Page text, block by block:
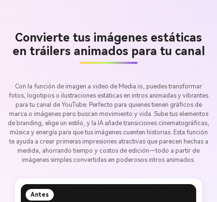
Convierte tus imágenes estáticas
en tráilers animados para tu canal
Con la función de imagen a video de Media.io, puedes transformar
fotos, logotipos o ilustraciones estáticas en intros animadas y vibrantes
para tu canal de YouTube. Perfecto para quienes tienen gráficos de
marca o imágenes pero buscan movimiento y vida. Sube tus elementos
de branding, elige un estilo, y la IA añade transiciones cinematográficas,
música y energía para que tus imágenes cuenten historias. Esta función
te ayuda a crear primeras impresiones atractivas que parecen hechas a
medida, ahorrando tiempo y costos de edición—todo a partir de
imágenes simples convertidas en poderosos intros animados.
Antes